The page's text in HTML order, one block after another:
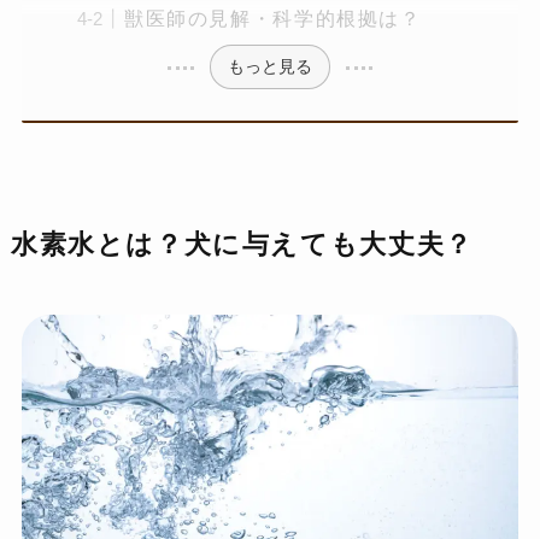
獣医師の見解・科学的根拠は？
もっと見る
水素水とは？犬に与えても大丈夫？